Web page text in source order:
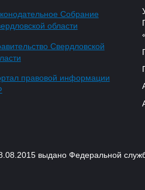
Собрание
области
Свердловской
правовой информации
выдано Федеральной